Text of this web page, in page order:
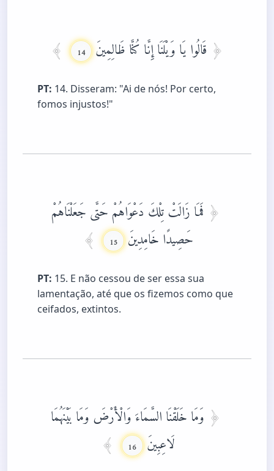
قَالُوا يَا وَيْلَنَا إِنَّا كُنَّا ظَالِمِينَ 14
PT: 14. Disseram: "Ai de nós! Por certo,
fomos injustos!"
فَمَا زَالَتْ تِلْكَ دَعْوَاهُمْ حَتَّى جَعَلْنَاهُمْ
حَصِيدًا خَامِدِينَ 15
PT: 15. E não cessou de ser essa sua
lamentação, até que os fizemos como que
ceifados, extintos.
وَمَا خَلَقْنَا السَّمَاءَ وَالْأَرْضَ وَمَا بَيْنَهُمَا
لَاعِبِينَ 16